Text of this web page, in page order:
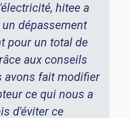
hitee a
dépassement
pour un total de
aux conseils
avons fait modifier
ce qui nous a
d'éviter ce